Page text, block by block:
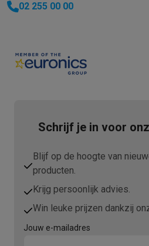
02 255 00 00
Schrijf je in voor
Blijf op de hoogte van
producten.
Krijg persoonlijk advies.
Win leuke prijzen dankzij
Jouw e-mailadres